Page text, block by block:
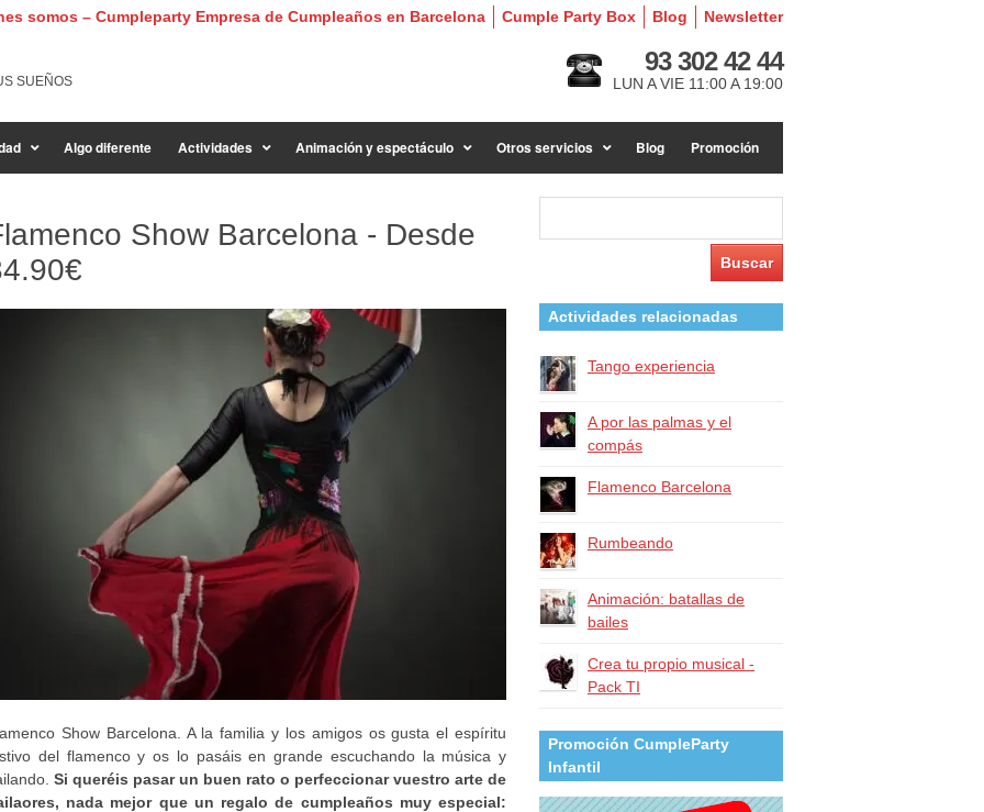
Newsletter
Blog
Cumple Party Box
somos – Cumpleparty Empresa de Cumpleaños en Barcelona
SUEÑOS
93 302 42 44
LUN A VIE 11:00 A 19:00
Algo diferente Actividades Animación y espectáculo Otros servicios Blog Promoción
Show Barcelona - Desde
Show Barcelona. A la familia y los amigos os gusta el espíritu
del flamenco y os lo pasáis en grande escuchando la música y
Si queréis pasar un buen rato o perfeccionar vuestro arte de
nada mejor que un regalo de cumpleaños muy especial:
Actividades relacionadas
Tango experiencia
A por las palmas y el
compás
Flamenco Barcelona
Rumbeando
Animación: batallas de
bailes
Crea tu propio musical -
Pack TI
Promoción CumpleParty
Infantil